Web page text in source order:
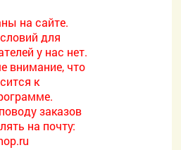
на сайте.
для
у нас нет.
внимание, что
к
заказов
на почту: